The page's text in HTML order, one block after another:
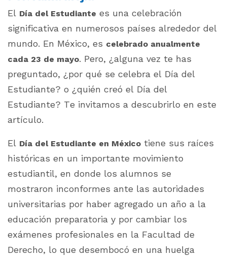
El Día del Estudiante es una celebración
significativa en numerosos países alrededor del
mundo. En México, es celebrado anualmente
cada 23 de mayo. Pero, ¿alguna vez te has
preguntado, ¿por qué se celebra el Día del
Estudiante? o ¿quién creó el Día del
Estudiante? Te invitamos a descubrirlo en este
artículo.
El Día del Estudiante en México tiene sus raíces
históricas en un importante movimiento
estudiantil, en donde los alumnos se
mostraron inconformes ante las autoridades
universitarias por haber agregado un año a la
educación preparatoria y por cambiar los
exámenes profesionales en la Facultad de
Derecho, lo que desembocó en una huelga